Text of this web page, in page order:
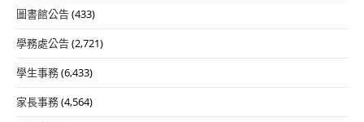
圖書館公告(433)
學務處公告(2,721)
學生事務(6,433)
家長事務(4,564)